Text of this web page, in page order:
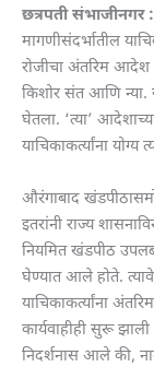
छत्रपती संभाजीनगर :
मागणीसंदर्भातील
रोजीचा अंतरिम आदेश
किशोर संत आणि न्या.
घेतला. ‘त्या’
याचिकाकर्त्यांना
औरंगाबाद
इतरांनी राज्य
नियमित खंडपीठ
घेण्यात आले होते.
याचिकाकर्त्यांना
कार्यवाहीही सुरू झाली
निदर्शनास आले की,